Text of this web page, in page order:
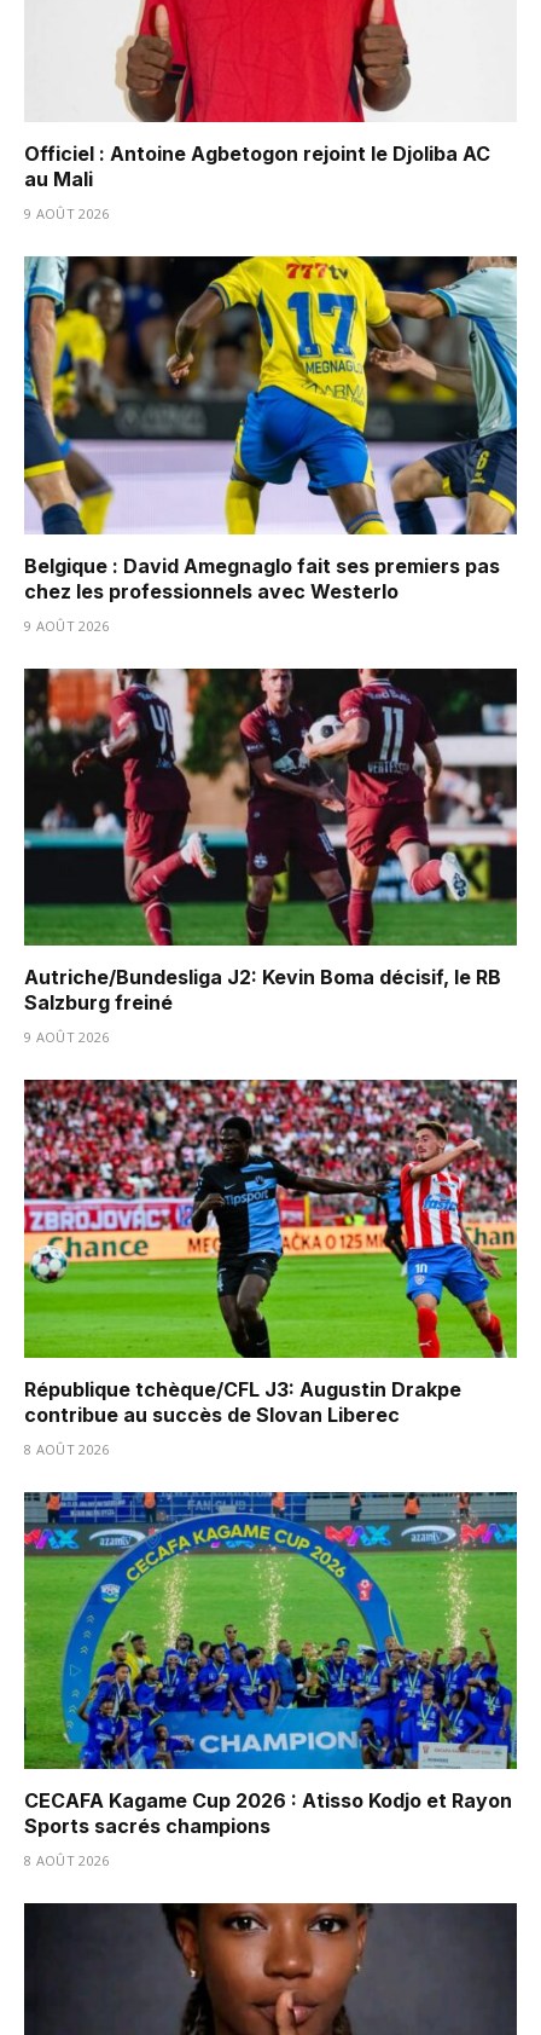
Officiel : Antoine Agbetogon rejoint le Djoliba AC
au Mali
9 AOÛT 2026
Belgique : David Amegnaglo fait ses premiers pas
chez les professionnels avec Westerlo
9 AOÛT 2026
Autriche/Bundesliga J2: Kevin Boma décisif, le RB
Salzburg freiné
9 AOÛT 2026
République tchèque/CFL J3: Augustin Drakpe
contribue au succès de Slovan Liberec
8 AOÛT 2026
CECAFA Kagame Cup 2026 : Atisso Kodjo et Rayon
Sports sacrés champions
8 AOÛT 2026